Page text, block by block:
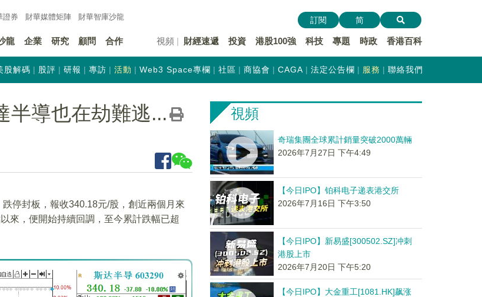
證券 財華媒體矩陣 財華智庫沙龍
龍 企業 研究 顧問 合作 視頻 財經速遞 投資 港股100強 科技 專題 時政 香港百科
訂閱 简
股解碼 股評 研報 專訪 活動 Web3 Space專欄 社區 商協會 CAGA 法定公告欄 服務 聯絡我們
半導也在劫難逃...
跌停封板，報收340.18元/股，創近兩個月來
來，便開始持續回調，至今累計跌幅已超
視頻
奇瑞集團全球累計銷量突破2000萬輛
2026年7月27日 下午4:49
【今日IPO】铂科电子递表港交所
2026年7月16日 下午3:50
【今日IPO】新易盛[300502.SZ]冲刺
港股上市
2026年7月20日 下午5:20
【今日IPO】大金重工[1081.HK]飙涨